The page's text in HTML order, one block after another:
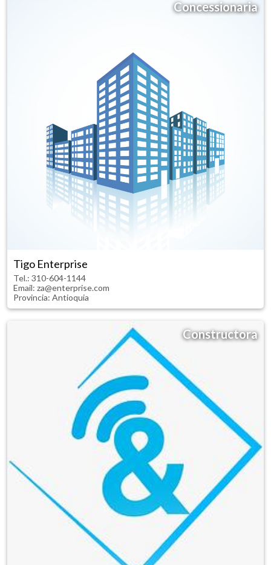
Concessionaria
Tigo Enterprise
Tel.: 310-604-1144
Email: za@enterprise.com
Provincia: Antioquia
Constructora